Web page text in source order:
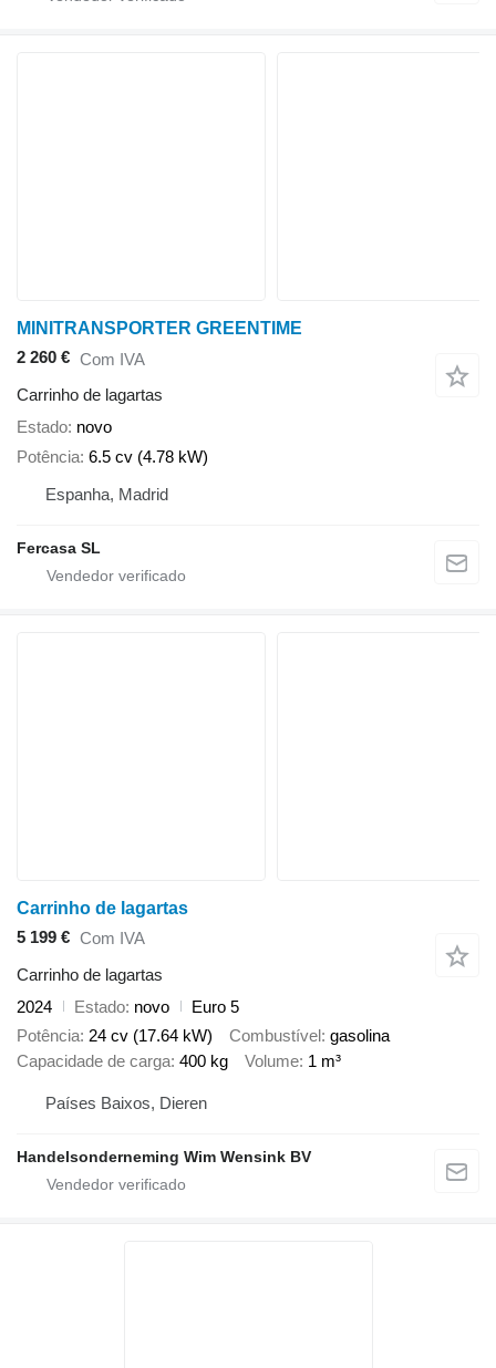
MINITRANSPORTER GREENTIME
2 260 € Com IVA
Carrinho de lagartas
Estado novo
Potência 6.5 cv (4.78 kW)
Espanha, Madrid
Fercasa SL
Carrinho de lagartas
5 199 € Com IVA
Carrinho de lagartas
2024
Estado novo
Euro 5
Potência 24 cv (17.64 kW) Combustível gasolina
Capacidade de carga 400 kg Volume 1 m³
Países Baixos, Dieren
Handelsonderneming Wim Wensink BV